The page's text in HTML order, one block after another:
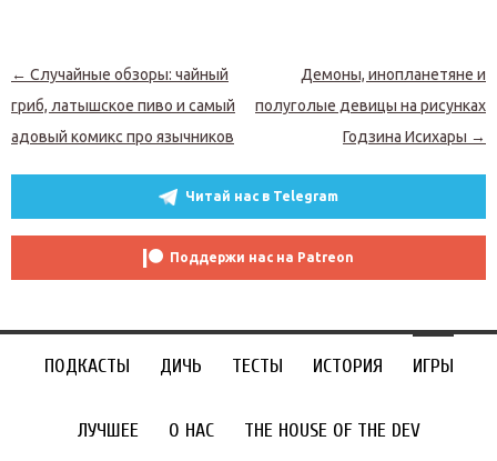
Навигация по записям
← Случайные обзоры: чайный
гриб, латышское пиво и самый
адовый комикс про язычников
Демоны, инопланетяне и
полуголые девицы на рисунках
Годзина Исихары →
Читай нас в Telegram
Поддержи нас на Patreon
ПОДКАСТЫ ДИЧЬ ТЕСТЫ ИСТОРИЯ ИГРЫ
ЛУЧШЕЕ О НАС THE HOUSE OF THE DEV